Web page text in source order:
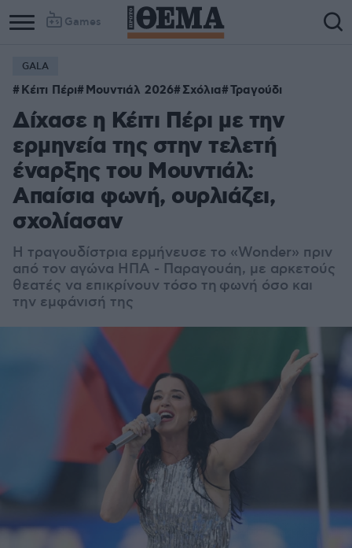
Games
GALA
Κέιτι Πέρι Μουντιάλ 2026 Σχόλια Τραγούδι
Δίχασε η Κέιτι Πέρι με την
ερμηνεία της στην τελετή
έναρξης του Μουντιάλ:
Απαίσια φωνή, ουρλιάζει,
σχολίασαν
Η τραγουδίστρια ερμήνευσε το «Wonder» πριν
από τον αγώνα ΗΠΑ - Παραγουάη, με αρκετούς
θεατές να επικρίνουν τόσο τη φωνή όσο και
την εμφάνισή της